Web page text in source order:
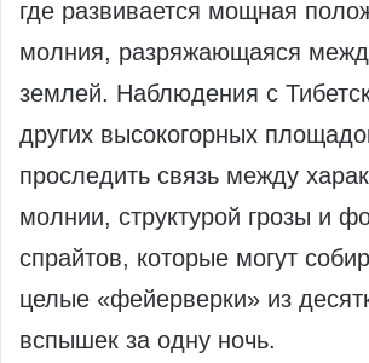
где развивается мощная
молния, разряжающаяся
землей. Наблюдения с
других высокогорных
проследить связь между
молнии, структурой грозы и
спрайтов, которые могут
целые «фейерверки» из
вспышек за одну ночь.